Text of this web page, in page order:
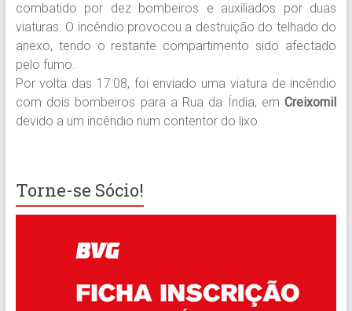
combatido por dez bombeiros e auxiliados por duas
viaturas. O incêndio provocou a destruição do telhado do
anexo, tendo o restante compartimento sido afectado
pelo fumo.
Por volta das 17:08, foi enviado uma viatura de incêndio
com dois bombeiros para a Rua da Índia, emCreixomil
devido a um incêndio num contentor do lixo.
Torne-se Sócio!